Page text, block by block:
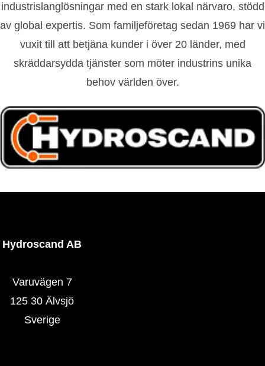
industrislanglösningar med en stark lokal närvaro, stödd
av global expertis. Som familjeföretag sedan 1969 har vi
vuxit till att betjäna kunder i över 20 länder, med
skräddarsydda tjänster som möter industrins unika
behov världen över.
Hydroscand AB
Varuvägen 7
125 30 Älvsjö
Sverige